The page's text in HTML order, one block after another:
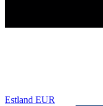
Estland EUR